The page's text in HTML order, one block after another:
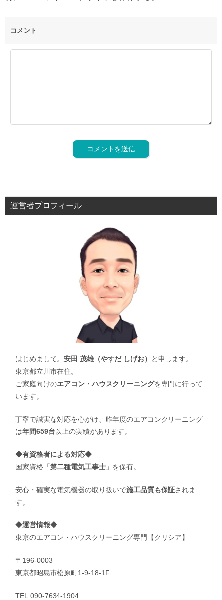
コメント
運営者プロフィール
はじめまして。 安田 茂雄（やすだ しげお）
と申します。
東京都立川市在住。
ご家庭向けのエアコン・ハウスクリーニングを専門に行って
います。
丁寧で誠実な対応を心がけ、昨年度のエアコンクリーニング
は年間659台以上の実績があります。
◆有資格者による対応◆
国家資格「第二種電気工事士 」を保有。
安心・確実な電気機器の取り扱いで施工品質も保証されま
す。
◆運営情報◆
東京のエアコン・ハウスクリーニング専門【クリシア】
〒196-0003
東京都昭島市松原町1-9‐18‐1F
TEL:090-7634-1904